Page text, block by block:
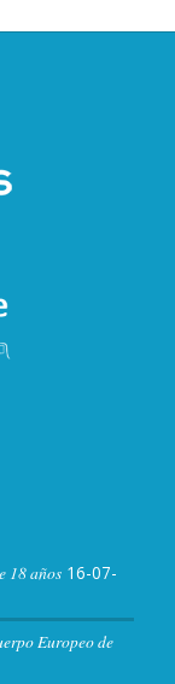
18 años 16-07-
Europeo de